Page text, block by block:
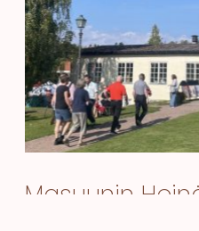
Masuunin